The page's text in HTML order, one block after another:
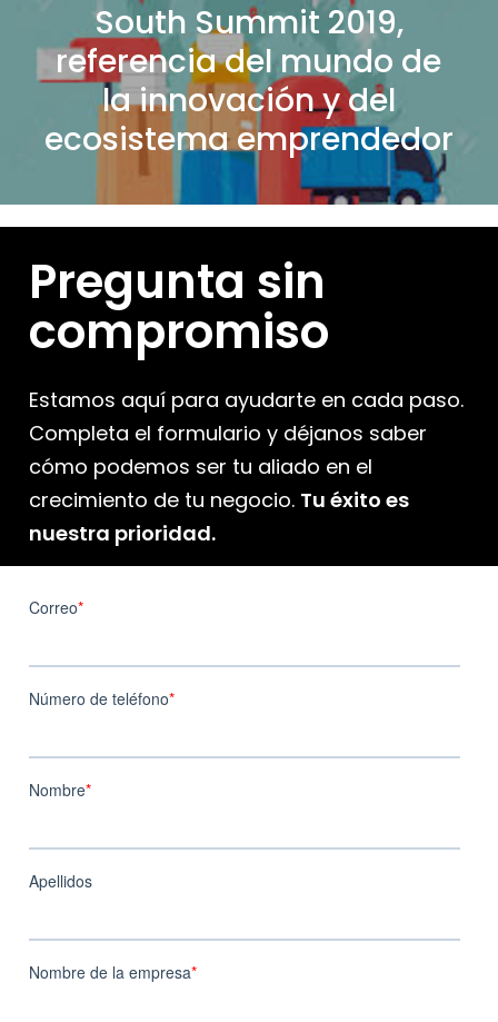
South Summit 2019,
referencia del mundo de
la innovación y del
ecosistema emprendedor
Pregunta sin
compromiso
Estamos aquí para ayudarte en cada paso.
Completa el formulario y déjanos saber
cómo podemos ser tu aliado en el
crecimiento de tu negocio. Tu éxito es
nuestra prioridad.